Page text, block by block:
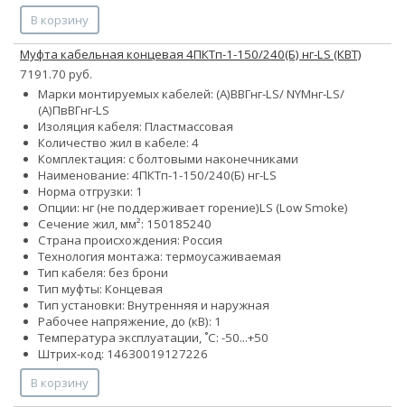
В корзину
Муфта кабельная концевая 4ПКТп-1-150/240(Б) нг-LS (КВТ)
7191.70 руб.
Марки монтируемых кабелей: (А)ВВГнг-LS/ NYMнг-LS/
(А)ПвВГнг-LS
Изоляция кабеля: Пластмассовая
Количество жил в кабеле: 4
Комплектация: с болтовыми наконечниками
Наименование: 4ПКТп-1-150/240(Б) нг-LS
Норма отгрузки: 1
Опции: нг (не поддерживает горение)LS (Low Smoke)
Сечение жил, мм²: 150185240
Страна происхождения: Россия
Технология монтажа: термоусаживаемая
Тип кабеля: без брони
Тип муфты: Концевая
Тип установки: Внутренняя и наружная
Рабочее напряжение, до (кВ): 1
Температура эксплуатации, ˚С: -50...+50
Штрих-код: 14630019127226
В корзину